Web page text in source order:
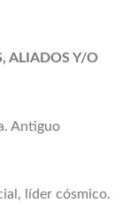
ALIADOS Y/O
Antiguo
líder cósmico.